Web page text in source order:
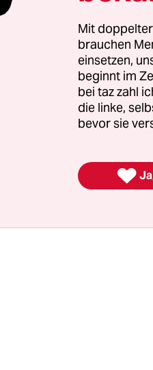
ist, obwohl sie wohl
lange Jahre als
worden war,
aus seiner güldenen
Mit
brauchen
einsetzen,
beginnt im
bei taz zahl
die linke,
bevor sie
